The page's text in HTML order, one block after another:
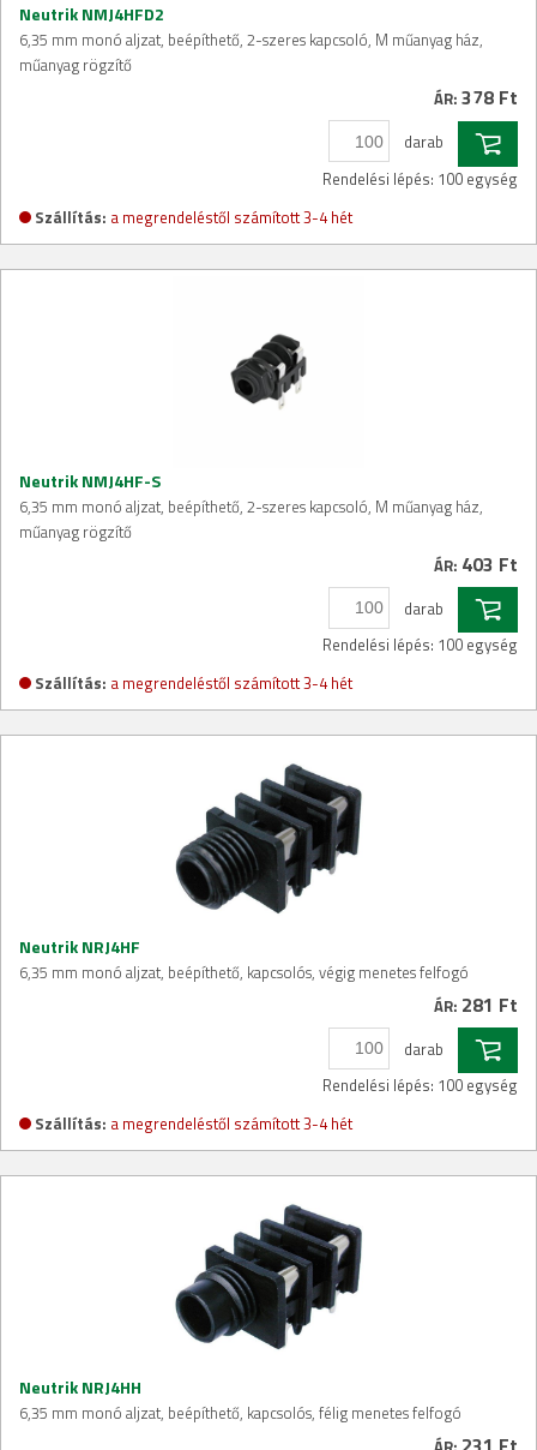
Neutrik NMJ4HFD2
6,35 mm monó aljzat, beépíthető, 2-szeres kapcsoló, M műanyag ház,
műanyag rögzítő
ÁR: 378 Ft
darab
Rendelési lépés: 100 egység
Szállítás: a megrendeléstől számított 3-4 hét
Neutrik NMJ4HF-S
6,35 mm monó aljzat, beépíthető, 2-szeres kapcsoló, M műanyag ház,
műanyag rögzítő
ÁR: 403 Ft
darab
Rendelési lépés: 100 egység
Szállítás: a megrendeléstől számított 3-4 hét
Neutrik NRJ4HF
6,35 mm monó aljzat, beépíthető, kapcsolós, végig menetes felfogó
ÁR: 281 Ft
darab
Rendelési lépés: 100 egység
Szállítás: a megrendeléstől számított 3-4 hét
Neutrik NRJ4HH
6,35 mm monó aljzat, beépíthető, kapcsolós, félig menetes felfogó